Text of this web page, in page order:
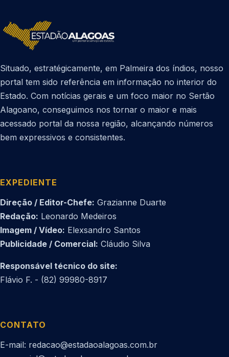
Situado, estratégicamente, em Palmeira dos índios, nosso
portal tem sido referência em informação no interior do
Estado. Com notícias gerais e um foco maior no Sertão
Alagoano, conseguimos nos tornar o maior e mais
acessado portal da nossa região, alcançando números
bem expressivos e consistentes.
EXPEDIENTE
Direção / Editor-Chefe: Grazianne Duarte
Redação: Leonardo Medeiros
Imagem / Vídeo: Elexsandro Santos
Publicidade / Comercial: Cláudio Silva
Responsável técnico do site:
Flávio F. - (82) 99980-8917
CONTATO
E-mail: redacao@estadaoalagoas.com.br